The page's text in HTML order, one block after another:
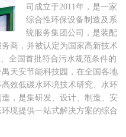
司成立于2011年，是一家
综合性环保设备制造及系
统服务集团公司，是装配
商，并被认定为国家高新技术
全国首批符合污水规范条件的
天安节能科技园，在全国各地
效低碳水环境技术研究、水环
，是集研发、设计、制造、安
境提供一站式解决方案的综合